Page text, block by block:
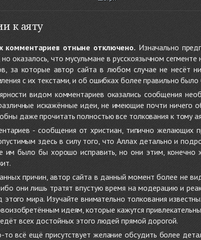
к аяту
комментариев отныне отключено. Изначально
оказалось, что мусульмане в русскоязычном
за которые автор сайта в любом случае не несёт
с их текстами, и об ошибках более правильно
видом комментариев оказались сообщения
искажённые идеи, не имеющие почти
даже прочитать полностью все толкования к тому
- сообщения от христиан, типично желающих
здесь в силу того, что Аллах детально и
им было бы хорошо исправить, но они этим,
причин, автор сайта в данный момент более не
они лишь тратят впустую время на модерацию и
мира. Изучайте внимательно толкования
идеям, которые кажутся
всех достойных этого людей прямой дорогой.
то всё ещё присутствует желание обсудить более